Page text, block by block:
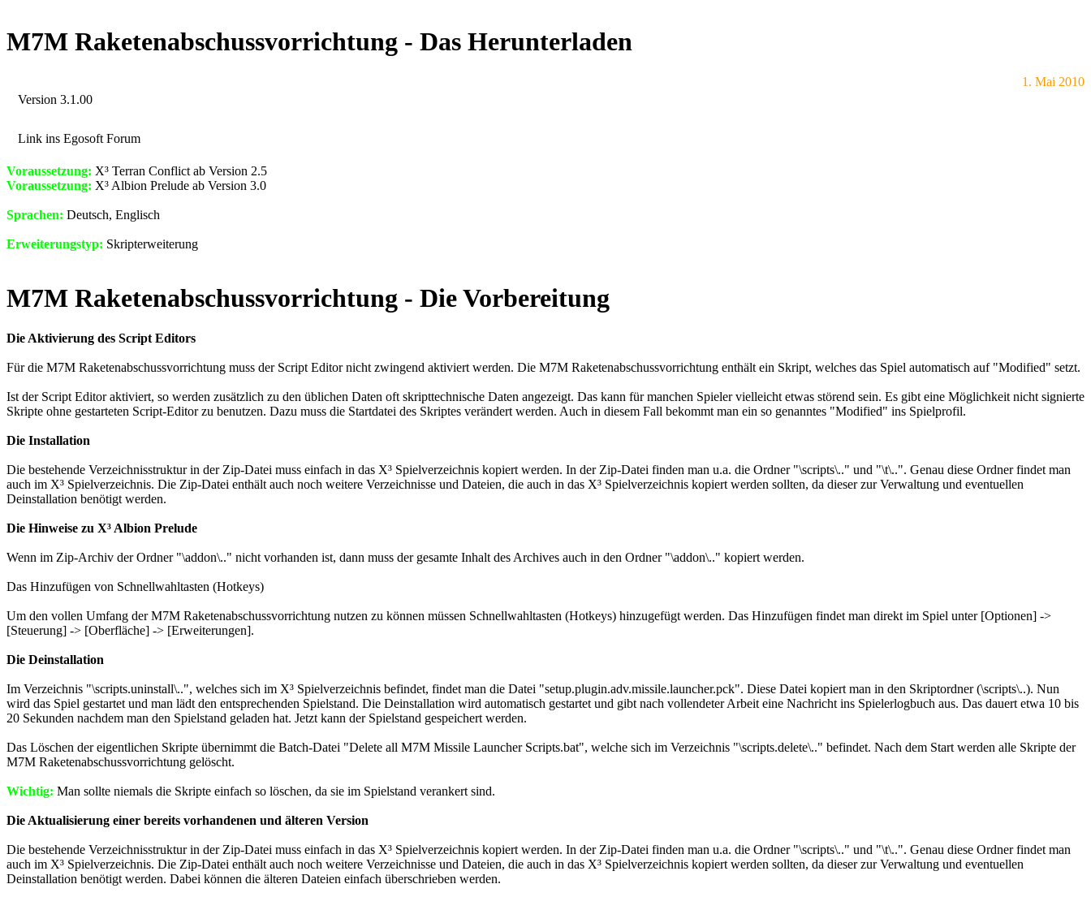
M7M Raketenabschussvorrichtung - Das Herunterladen
1. Mai 2010
Version 3.1.00
Link ins Egosoft Forum
Voraussetzung: X³ Terran Conflict ab Version 2.5
Voraussetzung: X³ Albion Prelude ab Version 3.0
Sprachen: Deutsch, Englisch
Erweiterungstyp: Skripterweiterung
M7M Raketenabschussvorrichtung - Die Vorbereitung
Die Aktivierung des Script Editors
Für die M7M Raketenabschussvorrichtung muss der Script Editor nicht zwingend aktiviert werden. Die M7M Raketenabschussvorrichtung enthält ein Skript, welches das Spiel automatisch auf "Modified" setzt.
Ist der Script Editor aktiviert, so werden zusätzlich zu den üblichen Daten oft skripttechnische Daten angezeigt. Das kann für manchen Spieler vielleicht etwas störend sein. Es gibt eine Möglichkeit nicht signierte
Skripte ohne gestarteten Script-Editor zu benutzen. Dazu muss die Startdatei des Skriptes verändert werden. Auch in diesem Fall bekommt man ein so genanntes "Modified" ins Spielprofil.
Die Installation
Die bestehende Verzeichnisstruktur in der Zip-Datei muss einfach in das X³ Spielverzeichnis kopiert werden. In der Zip-Datei finden man u.a. die Ordner "\scripts\.." und "\t\..". Genau diese Ordner findet man
auch im X³ Spielverzeichnis. Die Zip-Datei enthält auch noch weitere Verzeichnisse und Dateien, die auch in das X³ Spielverzeichnis kopiert werden sollten, da dieser zur Verwaltung und eventuellen
Deinstallation benötigt werden.
Die Hinweise zu X³ Albion Prelude
Wenn im Zip-Archiv der Ordner "\addon\.." nicht vorhanden ist, dann muss der gesamte Inhalt des Archives auch in den Ordner "\addon\.." kopiert werden.
Das Hinzufügen von Schnellwahltasten (Hotkeys)
Um den vollen Umfang der M7M Raketenabschussvorrichtung nutzen zu können müssen Schnellwahltasten (Hotkeys) hinzugefügt werden. Das Hinzufügen findet man direkt im Spiel unter [Optionen] ->
[Steuerung] -> [Oberfläche] -> [Erweiterungen].
Die Deinstallation
Im Verzeichnis "\scripts.uninstall\..", welches sich im X³ Spielverzeichnis befindet, findet man die Datei "setup.plugin.adv.missile.launcher.pck". Diese Datei kopiert man in den Skriptordner (\scripts\..). Nun
wird das Spiel gestartet und man lädt den entsprechenden Spielstand. Die Deinstallation wird automatisch gestartet und gibt nach vollendeter Arbeit eine Nachricht ins Spielerlogbuch aus. Das dauert etwa 10 bis
20 Sekunden nachdem man den Spielstand geladen hat. Jetzt kann der Spielstand gespeichert werden.
Das Löschen der eigentlichen Skripte übernimmt die Batch-Datei "Delete all M7M Missile Launcher Scripts.bat", welche sich im Verzeichnis "\scripts.delete\.." befindet. Nach dem Start werden alle Skripte der
M7M Raketenabschussvorrichtung gelöscht.
Wichtig: Man sollte niemals die Skripte einfach so löschen, da sie im Spielstand verankert sind.
Die Aktualisierung einer bereits vorhandenen und älteren Version
Die bestehende Verzeichnisstruktur in der Zip-Datei muss einfach in das X³ Spielverzeichnis kopiert werden. In der Zip-Datei finden man u.a. die Ordner "\scripts\.." und "\t\..". Genau diese Ordner findet man
auch im X³ Spielverzeichnis. Die Zip-Datei enthält auch noch weitere Verzeichnisse und Dateien, die auch in das X³ Spielverzeichnis kopiert werden sollten, da dieser zur Verwaltung und eventuellen
Deinstallation benötigt werden. Dabei können die älteren Dateien einfach überschrieben werden.